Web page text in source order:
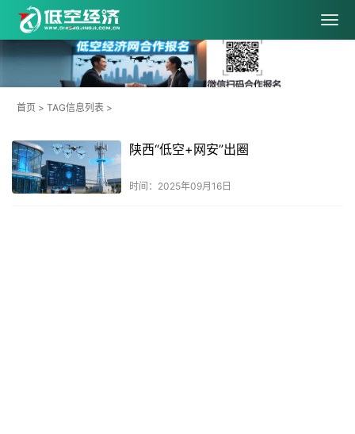
首页 > TAG信息列表 >
陕西“低空+网安”出圈
时间：2025年09月16日